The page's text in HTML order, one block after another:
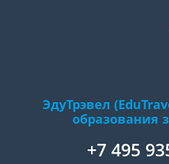
ЭдуТрэвел
образования
+7 495